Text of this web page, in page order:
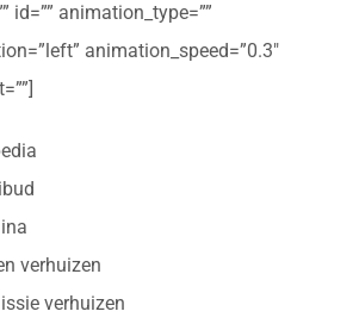
id=”” animation_type=””
animation_speed=”0.3″
verhuizen
verhuizen